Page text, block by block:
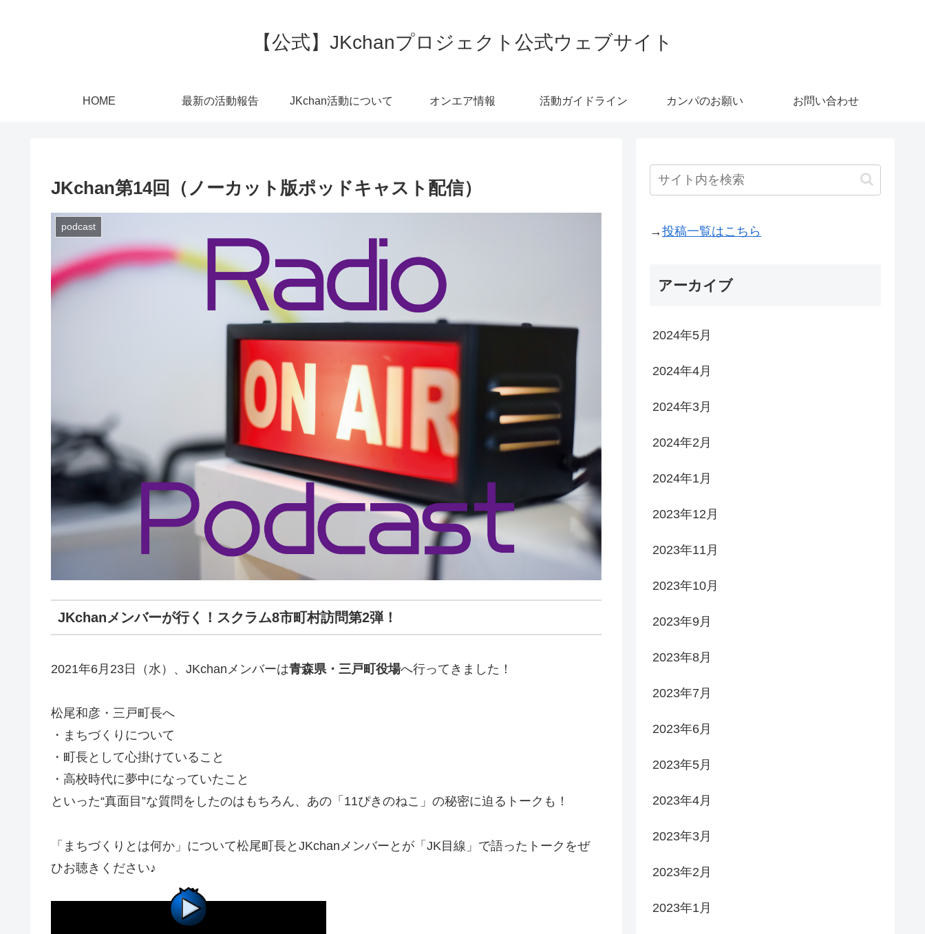
【公式】JKchanプロジェクト公式ウェブサイト
HOME 最新の活動報告 JKchan活動について オンエア情報 活動ガイドライン カンパのお願い お問い合わせ
JKchan第14回（ノーカット版ポッドキャスト配信）
podcast
JKchanメンバーが行く！スクラム8市町村訪問第2弾！
2021年6月23日（水）、JKchanメンバーは青森県・三戸町役場へ行ってきました！
松尾和彦・三戸町長へ
・まちづくりについて
・町長として心掛けていること
・高校時代に夢中になっていたこと
といった“真面目”な質問をしたのはもちろん、あの「11ぴきのねこ」の秘密に迫るトークも！
「まちづくりとは何か」について松尾町長とJKchanメンバーとが「JK目線」で語ったトークをぜ
ひお聴きください♪
→投稿一覧はこちら
アーカイブ
2024年5月
2024年4月
2024年3月
2024年2月
2024年1月
2023年12月
2023年11月
2023年10月
2023年9月
2023年8月
2023年7月
2023年6月
2023年5月
2023年4月
2023年3月
2023年2月
2023年1月